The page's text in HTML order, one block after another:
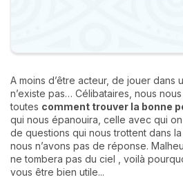
A moins d’être acteur, de jouer dans
n’existe pas… Célibataires, nous
toutes comment trouver la bonne
qui nous épanouira, celle avec qui
de questions qui nous trottent dans
nous n’avons pas de réponse.
ne tombera pas du ciel , voilà
vous être bien utile...